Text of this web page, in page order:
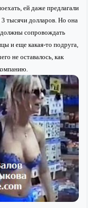
ей даже предлагали
3 тысячи долларов. Но она
должны сопровождать
и еще какая-то подруга,
не оставалось, как